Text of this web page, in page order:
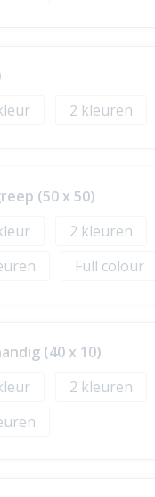
2
(50 x 50)
2
Full colour
(40 x 10)
2